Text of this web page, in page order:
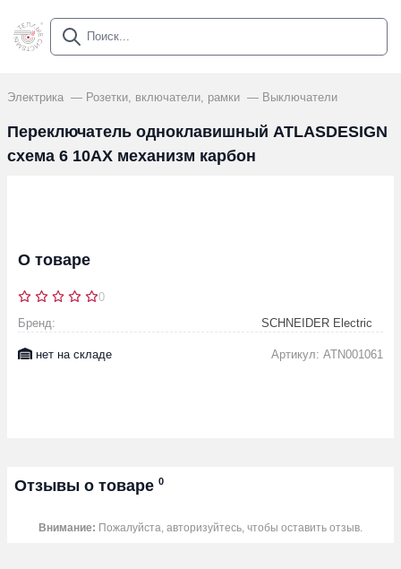
Электрика Розетки, включатели, рамки Выключатели
Переключатель одноклавишный ATLASDESIGN
схема 6 10АХ механизм карбон
О товаре
0
Бренд:
SCHNEIDER Electric
нет на складе Артикул: ATN001061
Отзывы о товаре 0
Внимание: Пожалуйста, авторизуйтесь, чтобы оставить отзыв.